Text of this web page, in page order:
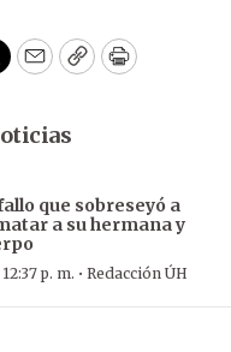
EmailCopyPrint
que sobreseyó a
a su hermana y
p. m. · Redacción ÚH